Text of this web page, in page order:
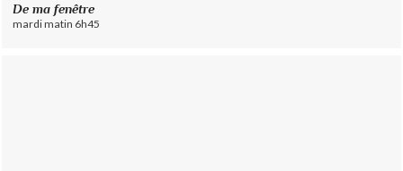
De ma fenêtre
mardi matin 6h45